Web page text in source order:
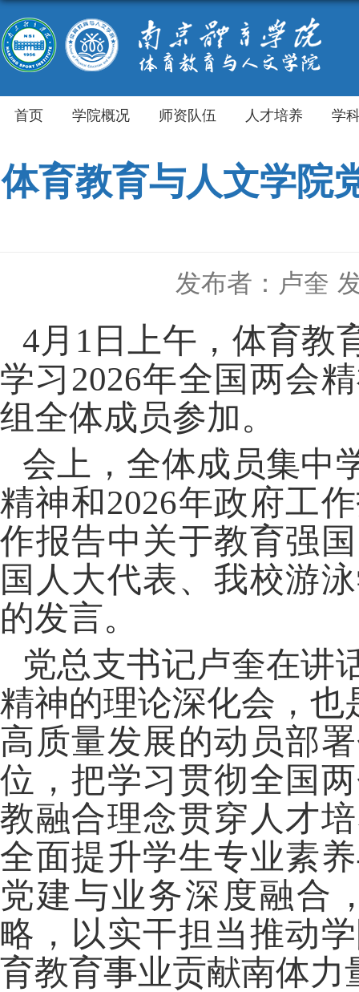
首页 学院概况 师资队伍 人才培养 学
体育教育与人文学院
发布者：卢奎
4月 1 日上午，体育教
学习 2026年全国两会
组全体成员参加。
会上，全体成员集中
精神和2026年政府工
作报告中关于教育强
国人大代表、我校游
的发言。
党总支书记卢奎在讲
精神的理论深化会，也
高质量发展的动员部
位，把学习贯彻全国
教融合理念贯穿人才
全面提升学生专业素
党建与业务深度融合
略，以实干担当推动
育教育事业贡献南体力